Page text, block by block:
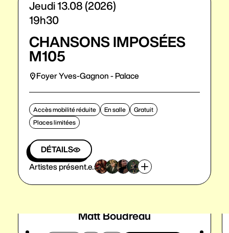
Jeudi 13.08 (2026)
19h30
CHANSONS IMPOSÉES
M105
Foyer Yves-Gagnon - Palace
Accès mobilité réduite En salle
Gratuit
Places limitées
DÉTAILS
Artistes présent.e.s
Matt Boudreau